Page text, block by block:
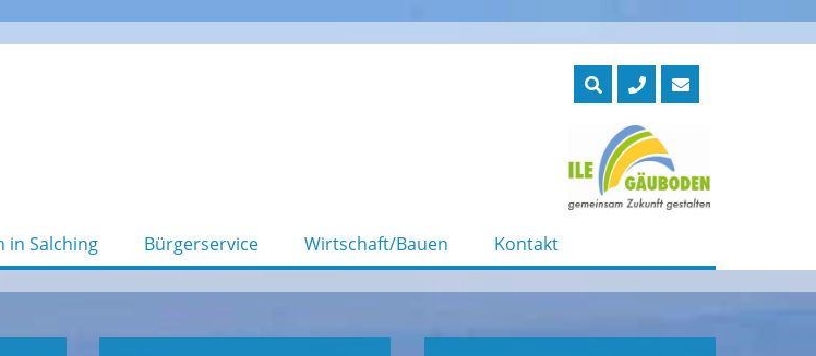
in Salching Bürgerservice Wirtschaft/Bauen Kontakt